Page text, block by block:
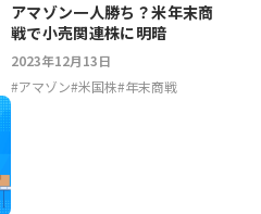
アマゾン一人勝ち？米年末商
戦で小売関連株に明暗
2023年12月13日
#アマゾン#米国株#年末商戦